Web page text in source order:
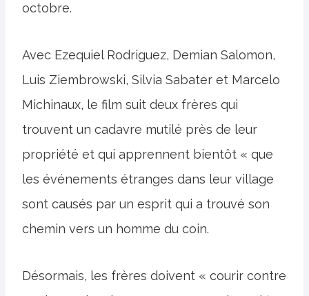
octobre.
Avec Ezequiel Rodriguez, Demian Salomon,
Luis Ziembrowski, Silvia Sabater et Marcelo
Michinaux, le film suit deux frères qui
trouvent un cadavre mutilé près de leur
propriété et qui apprennent bientôt « que
les événements étranges dans leur village
sont causés par un esprit qui a trouvé son
chemin vers un homme du coin.
Désormais, les frères doivent « courir contre